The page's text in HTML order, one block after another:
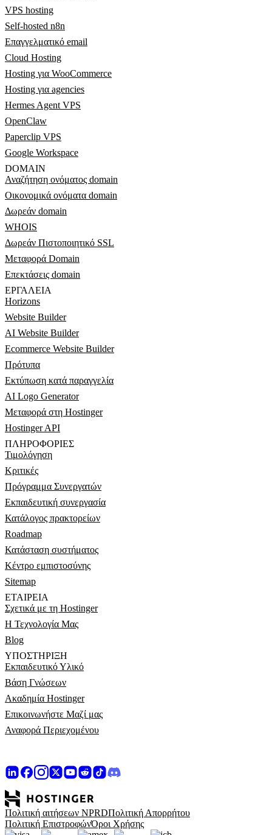
VPS hosting
Self-hosted n8n
Επαγγελματικό email
Cloud Hosting
Hosting για WooCommerce
Hosting για agencies
Hermes Agent VPS
OpenClaw
Paperclip VPS
Google Workspace
DOMAIN
Αναζήτηση ονόματος domain
Οικονομικά ονόματα domain
Δωρεάν domain
WHOIS
Δωρεάν Πιστοποιητικό SSL
Μεταφορά Domain
Επεκτάσεις domain
ΕΡΓΑΛΕΊΑ
Horizons
Website Builder
AI Website Builder
Ecommerce Website Builder
Πρότυπα
Εκτύπωση κατά παραγγελία
AI Logo Generator
Μεταφορά στη Hostinger
Hostinger API
ΠΛΗΡΟΦΟΡΊΕΣ
Τιμολόγηση
Κριτικές
Πρόγραμμα Συνεργατών
Εκπαιδευτική συνεργασία
Κατάλογος πρακτορείων
Roadmap
Κατάσταση συστήματος
Κέντρο εμπιστοσύνης
Sitemap
ΕΤΑΙΡΕΊΑ
Σχετικά με τη Hostinger
Η Τεχνολογία Μας
Blog
ΥΠΟΣΤΉΡΙΞΗ
Εκπαιδευτικό Υλικό
Βάση Γνώσεων
Ακαδημία Hostinger
Επικοινωνήστε Μαζί μας
Αναφορά Περιεχομένου
Πολιτική αιτήσεων NPRDΠολιτική Απορρήτου
Πολιτική ΕπιστροφώνΌροι Χρήσης